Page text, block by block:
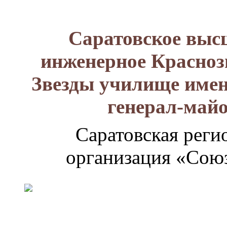
Саратовское
инженерное
Звезды училище
генерал-
Саратовская
организация